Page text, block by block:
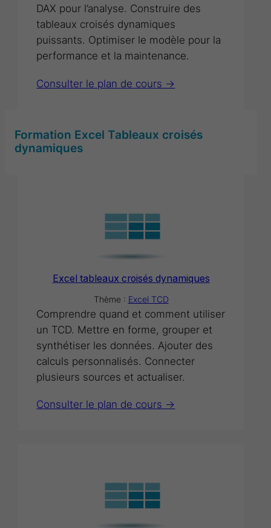
DAX pour l’analyse. Construire des
tableaux croisés dynamiques
puissants. Optimiser le modèle pour la
performance et la maintenance.
Consulter le plan de cours ->
Formation Excel Tableaux croisés
dynamiques
Excel tableaux croisés dynamiques
Thème : Excel TCD
Comprendre quand et comment utiliser
un TCD. Mettre en forme, grouper et
synthétiser les données. Ajouter des
calculs personnalisés. Connecter
plusieurs sources et actualiser.
Consulter le plan de cours ->